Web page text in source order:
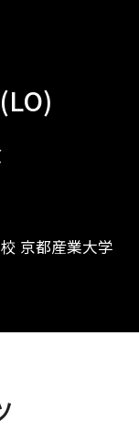
京都産業大学